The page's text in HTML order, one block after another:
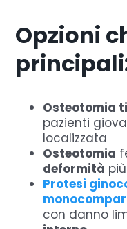
Opzioni
Osteotomia
pazienti
localizzata
Osteotomia
deformità
Protesi
con danno